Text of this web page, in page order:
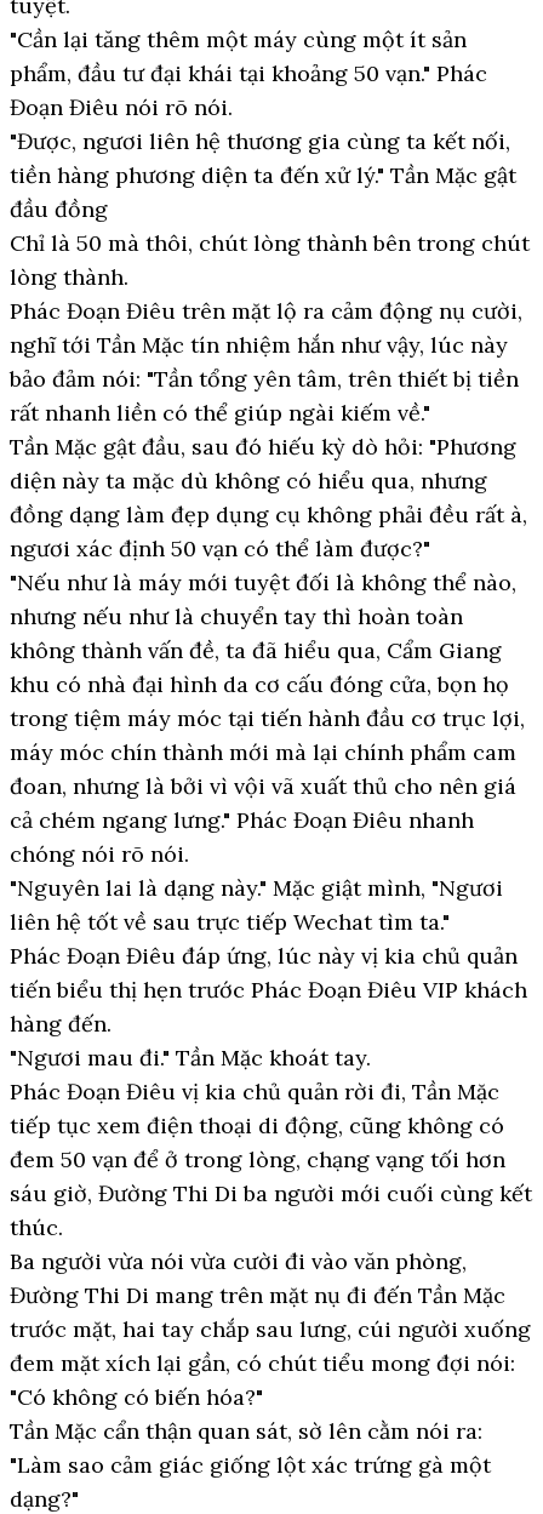
"Cần lại tăng thêm một máy cùng một ít sản
phẩm, đầu tư đại khái tại khoảng 50 vạn." Phác
Đoạn Điêu nói rõ nói.
"Được, ngươi liên hệ thương gia cùng ta kết nối,
tiền hàng phương diện ta đến xử lý." Tần Mặc gật
đầu đồng
Chỉ là 50 mà thôi, chút lòng thành bên trong chút
lòng thành.
Phác Đoạn Điêu trên mặt lộ ra cảm động nụ cười,
nghĩ tới Tần Mặc tín nhiệm hắn như vậy, lúc này
bảo đảm nói: "Tần tổng yên tâm, trên thiết bị tiền
rất nhanh liền có thể giúp ngài kiếm về."
Tần Mặc gật đầu, sau đó hiếu kỳ dò hỏi: "Phương
diện này ta mặc dù không có hiểu qua, nhưng
đồng dạng làm đẹp dụng cụ không phải đều rất à,
ngươi xác định 50 vạn có thể làm được?"
"Nếu như là máy mới tuyệt đối là không thể nào,
nhưng nếu như là chuyển tay thì hoàn toàn
không thành vấn đề, ta đã hiểu qua, Cẩm Giang
khu có nhà đại hình da cơ cấu đóng cửa, bọn họ
trong tiệm máy móc tại tiến hành đầu cơ trục lợi,
máy móc chín thành mới mà lại chính phẩm cam
đoan, nhưng là bởi vì vội vã xuất thủ cho nên giá
cả chém ngang lưng." Phác Đoạn Điêu nhanh
chóng nói rõ nói.
"Nguyên lai là dạng này." Mặc giật mình, "Ngươi
liên hệ tốt về sau trực tiếp Wechat tìm ta."
Phác Đoạn Điêu đáp ứng, lúc này vị kia chủ quản
tiến biểu thị hẹn trước Phác Đoạn Điêu VIP khách
hàng đến.
"Ngươi mau đi." Tần Mặc khoát tay.
Phác Đoạn Điêu vị kia chủ quản rời đi, Tần Mặc
tiếp tục xem điện thoại di động, cũng không có
đem 50 vạn để ở trong lòng, chạng vạng tối hơn
sáu giờ, Đường Thi Di ba người mới cuối cùng kết
thúc.
Ba người vừa nói vừa cười đi vào văn phòng,
Đường Thi Di mang trên mặt nụ đi đến Tần Mặc
trước mặt, hai tay chắp sau lưng, cúi người xuống
đem mặt xích lại gần, có chút tiểu mong đợi nói:
"Có không có biến hóa?"
Tần Mặc cẩn thận quan sát, sờ lên cằm nói ra:
"Làm sao cảm giác giống lột xác trứng gà một
dạng?"